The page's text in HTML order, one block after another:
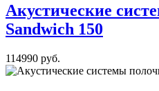
Акустические
Sandwich 150
114990 руб.